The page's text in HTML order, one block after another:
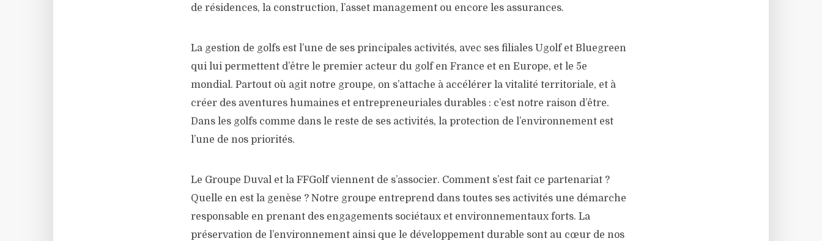
de résidences, la construction, l’asset management ou encore les assurances.
La gestion de golfs est l’une de ses principales activités, avec ses filiales Ugolf et Bluegreen
qui lui permettent d’être le premier acteur du golf en France et en Europe, et le 5e
mondial. Partout où agit notre groupe, on s’attache à accélérer la vitalité territoriale, et à
créer des aventures humaines et entrepreneuriales durables : c’est notre raison d’être.
Dans les golfs comme dans le reste de ses activités, la protection de l’environnement est
l’une de nos priorités.
Le Groupe Duval et la FFGolf viennent de s’associer. Comment s’est fait ce partenariat ?
Quelle en est la genèse ? Notre groupe entreprend dans toutes ses activités une démarche
responsable en prenant des engagements sociétaux et environnementaux forts. La
préservation de l’environnement ainsi que le développement durable sont au cœur de nos